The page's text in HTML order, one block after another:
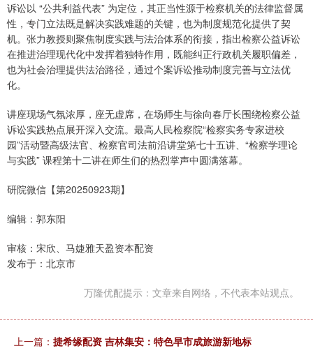
诉讼以 “公共利益代表” 为定位，其正当性源于检察机关的法律监督属
性，专门立法既是解决实践难题的关键，也为制度规范化提供了契
机。张力教授则聚焦制度实践与法治体系的衔接，指出检察公益诉讼
在推进治理现代化中发挥着独特作用，既能纠正行政机关履职偏差，
也为社会治理提供法治路径，通过个案诉讼推动制度完善与立法优
化。
讲座现场气氛浓厚，座无虚席，在场师生与徐向春厅长围绕检察公益
诉讼实践热点展开深入交流。最高人民检察院“检察实务专家进校
园”活动暨高级法官、检察官司法前沿讲堂第七十五讲、“检察学理论
与实践” 课程第十二讲在师生们的热烈掌声中圆满落幕。
研院微信【第20250923期】
编辑：郭东阳
审核：宋欣、马婕雅天盈资本配资
发布于：北京市
万隆优配提示：文章来自网络，不代表本站观点。
上一篇： 捷希缘配资 吉林集安：特色早市成旅游新地标